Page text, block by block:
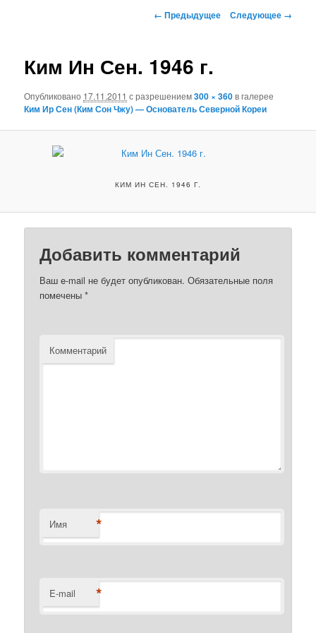
содержимому
Навигация
← Предыдущее Следующее →
Ким Ин Сен. 1946 г.
Опубликовано 17.11.2011 с разрешением300 × 360в галерее
Ким Ир Сен (Ким Сон Чжу) — Основатель Северной Кореи
КИМ ИН СЕН. 1946 Г.
Добавить комментарий
Ваш e-mail не будет опубликован. Обязательные поля
помечены*
Комментарий
Имя *
E-mail *